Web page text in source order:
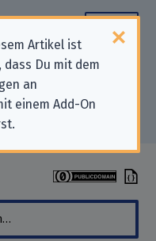
Artikel ist
Du mit dem
an
einem Add-On
für